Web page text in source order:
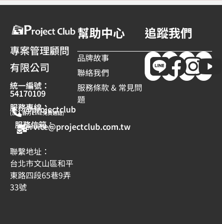
專案管理顧問
有限公司
統一編號：
54170109
服務專線：
@projectclub
(加入官方LINE免費通話)
服務信箱：
service@projectclub.com.tw
聯繫地址：
台北市文山區和平
東路四段65巷9弄
33號
幫助中心
品牌故事
聯絡我們
服務條款 & 常見問
題
追蹤我們